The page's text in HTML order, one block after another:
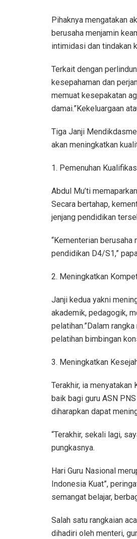
Pihaknya mengatakan
berusaha menjamin
intimidasi dan tindakan
Terkait dengan
kesepahaman dan
memuat kesepakatan
damai.”Kekeluargaan
Tiga Janji
akan meningkatkan
1. Pemenuhan
Abdul Mu’ti
Secara bertahap,
jenjang pendidikan
“Kementerian
pendidikan D4/S1,”
2. Meningkatkan
Janji kedua yakni
akademik, pedagogik,
pelatihan.”Dalam
pelatihan bimbingan
3. Meningkatkan
Terakhir, ia
baik bagi guru ASN
diharapkan dapat
“Terakhir, sekali lagi,
pungkasnya.
Hari Guru Nasional
Indonesia Kuat”,
semangat belajar,
Salah satu rangkaian
dihadiri oleh menteri,